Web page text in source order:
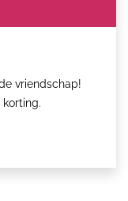
vriendschap!